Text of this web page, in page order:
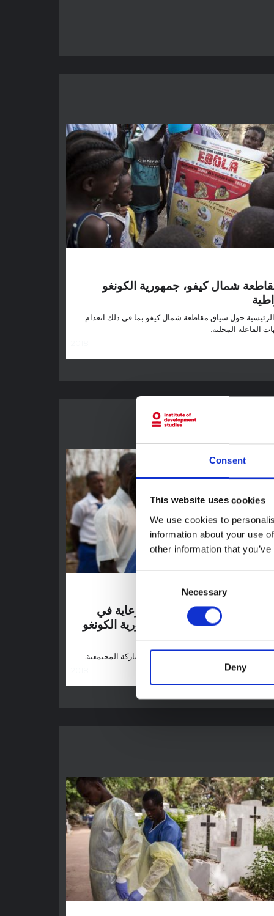
Consent
This website uses cookies
We use cookies to
information about your use
other information that
Necessary
Deny
شمال كيفو، جمهورية الكونغو
الرئيسية حول سياق مقاطعة شمال كيفو بما في ذلك انعدام
الفاعلة المحلية.
وممارسات طلب الرعاية في
نورد، شمال كيفو، جمهورية الكونغو
الرئيسية والتوصيات الفورية المتعلقة بالمشاركة المجتمعية.